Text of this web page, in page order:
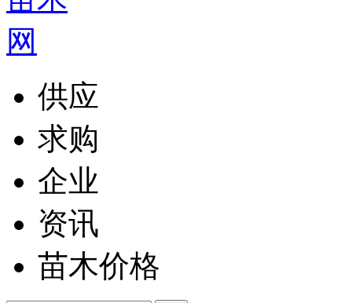
供应
求购
企业
资讯
苗木价格